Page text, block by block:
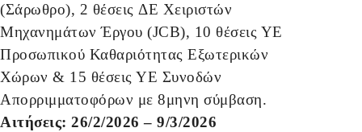
(Σάρωθρο), 2 θέσεις ΔΕ Χειριστών
Μηχανημάτων Έργου (JCB), 10 θέσεις ΥΕ
Προσωπικού Καθαριότητας Εξωτερικών
Χώρων & 15 θέσεις ΥΕ Συνοδών
Απορριμματοφόρων με 8μηνη σύμβαση.
Αιτήσεις: 26/2/2026 – 9/3/2026